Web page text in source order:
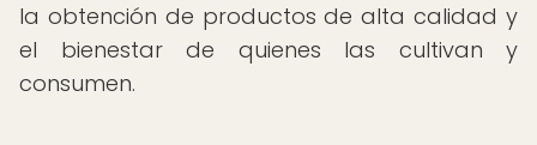
la obtención de productos de alta calidad y
el bienestar de quienes las cultivan y
consumen.